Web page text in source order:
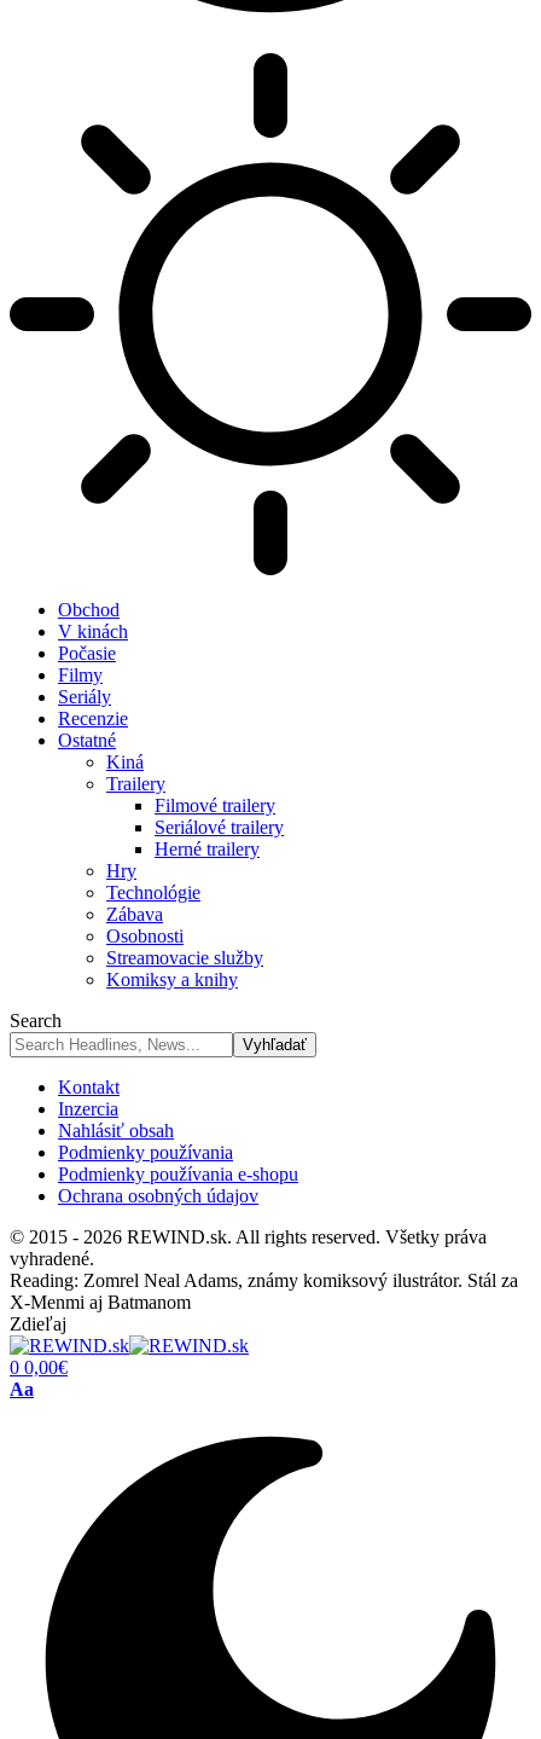
Obchod
V kinách
Počasie
Filmy
Seriály
Recenzie
Ostatné
Kiná
Trailery
Filmové trailery
Seriálové trailery
Herné trailery
Hry
Technológie
Zábava
Osobnosti
Streamovacie služby
Komiksy a knihy
Search
Kontakt
Inzercia
Nahlásiť obsah
Podmienky používania
Podmienky používania e-shopu
Ochrana osobných údajov
© 2015 - 2026 REWIND.sk. All rights reserved. Všetky práva
vyhradené.
Reading: Zomrel Neal Adams, známy komiksový ilustrátor. Stál za
X-Menmi aj Batmanom
Zdieľaj
0 0,00€
Font
Aa